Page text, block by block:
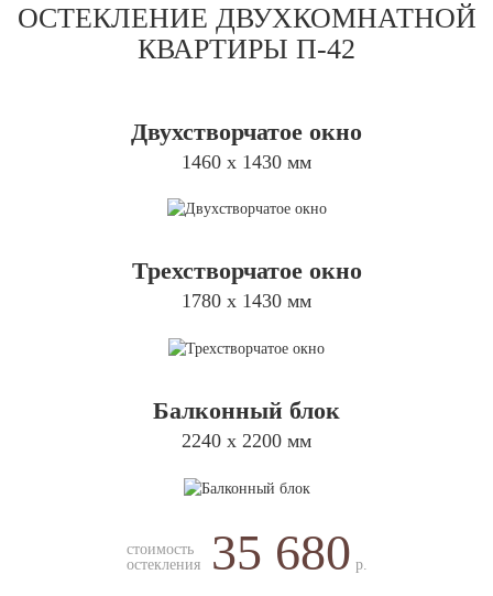
ОСТЕКЛЕНИЕ ДВУХКОМНАТНОЙ
КВАРТИРЫ П-42
Двухстворчатое окно
1460 х 1430 мм
Трехстворчатое окно
1780 х 1430 мм
Балконный блок
2240 х 2200 мм
стоимость
остекления
35 680 р.